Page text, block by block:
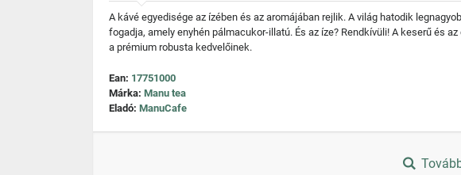
A kávé egyedisége az ízében és az aromájában rejlik. A világ hatodik
fogadja, amely enyhén pálmacukor-illatú. És az íze? Rendkívüli! A keserű és
a prémium robusta kedvelőinek.
Ean: 17751000
Márka: Manu tea
Eladó: ManuCafe